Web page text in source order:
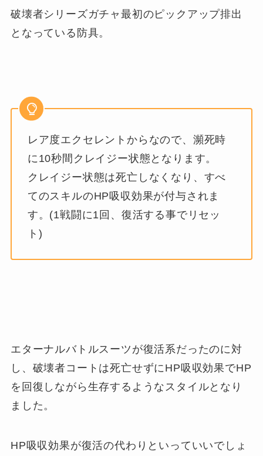
破壊者シリーズガチャ最初のピックアップ排出
となっている防具。
レア度エクセレントからなので、瀕死時
に10秒間クレイジー状態となります。
クレイジー状態は死亡しなくなり、すべ
てのスキルのHP吸収効果が付与されま
す。(1戦闘に1回、復活する事でリセッ
ト)
エターナルバトルスーツが復活系だったのに対
し、破壊者コートは死亡せずにHP吸収効果でHP
を回復しながら生存するようなスタイルとなり
ました。
HP吸収効果が復活の代わりといっていいでしょ